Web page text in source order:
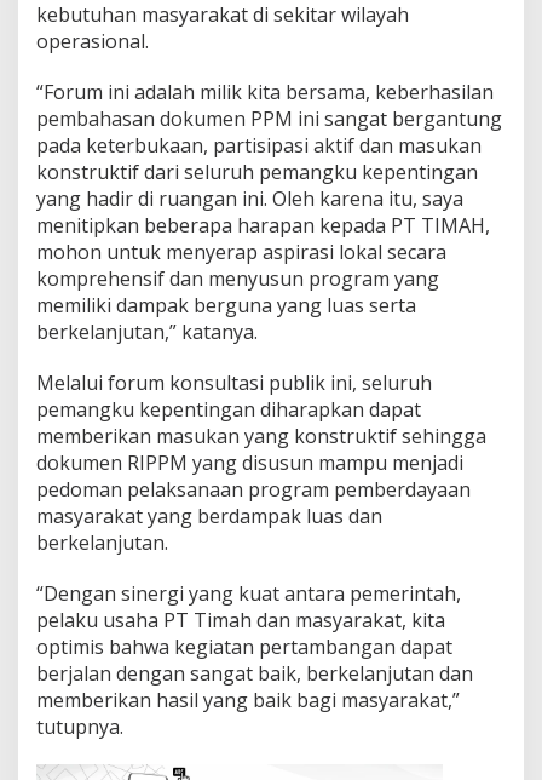
kebutuhan masyarakat di sekitar wilayah
operasional.
“Forum ini adalah milik kita bersama, keberhasilan
pembahasan dokumen PPM ini sangat bergantung
pada keterbukaan, partisipasi aktif dan masukan
konstruktif dari seluruh pemangku kepentingan
yang hadir di ruangan ini. Oleh karena itu, saya
menitipkan beberapa harapan kepada PT TIMAH,
mohon untuk menyerap aspirasi lokal secara
komprehensif dan menyusun program yang
memiliki dampak berguna yang luas serta
berkelanjutan,” katanya.
Melalui forum konsultasi publik ini, seluruh
pemangku kepentingan diharapkan dapat
memberikan masukan yang konstruktif sehingga
dokumen RIPPM yang disusun mampu menjadi
pedoman pelaksanaan program pemberdayaan
masyarakat yang berdampak luas dan
berkelanjutan.
“Dengan sinergi yang kuat antara pemerintah,
pelaku usaha PT Timah dan masyarakat, kita
optimis bahwa kegiatan pertambangan dapat
berjalan dengan sangat baik, berkelanjutan dan
memberikan hasil yang baik bagi masyarakat,”
tutupnya.